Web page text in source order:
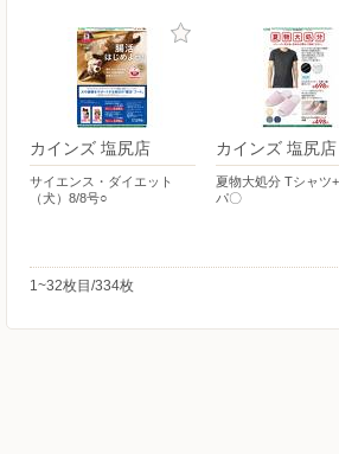
カインズ 塩尻店
サイエンス・ダイエット
（犬）8/8号○
カインズ 塩尻店
夏物大処分 Tシャツ
パ〇
1~32枚目/334枚